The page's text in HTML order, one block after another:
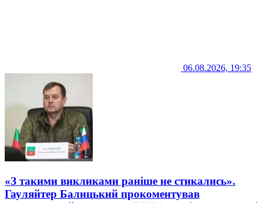
06.08.2026, 19:35
«З такими викликами раніше не стикались».
Гауляйтер Балицький прокоментував